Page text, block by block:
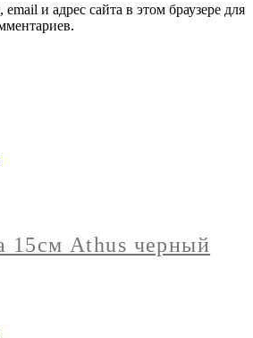
и адрес сайта в этом браузере для
15см Athus черный